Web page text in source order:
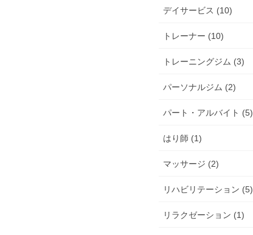
デイサービス (10)
トレーナー (10)
トレーニングジム (3)
パーソナルジム (2)
パート・アルバイト (5)
はり師 (1)
マッサージ (2)
リハビリテーション (5)
リラクゼーション (1)